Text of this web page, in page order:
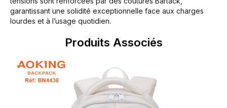
garantissant une solidité exceptionnelle face aux charges
lourdes et à l’usage quotidien.
Produits Associés